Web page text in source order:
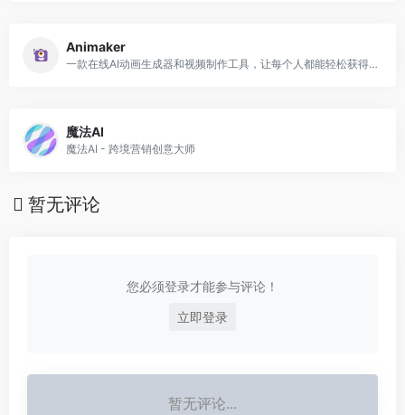
Animaker
一款在线AI动画生成器和视频制作工具，让每个人都能轻松获得专业级的视频内容
魔法AI
魔法AI - 跨境营销创意大师
暂无评论
您必须登录才能参与评论！
立即登录
暂无评论...